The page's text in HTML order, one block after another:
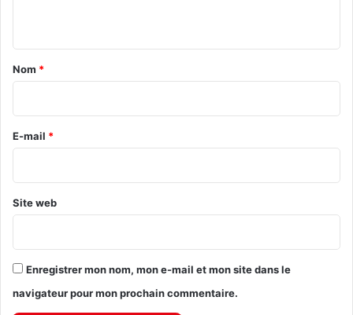
a
r
e
Nom *
E-mail *
Site web
Enregistrer mon nom, mon e-mail et mon site dans le
navigateur pour mon prochain commentaire.